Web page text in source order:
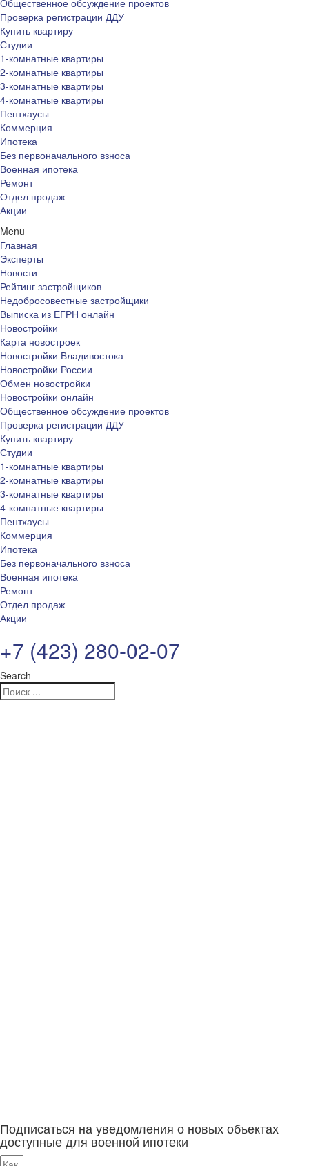
Общественное обсуждение проектов
Проверка регистрации ДДУ
Купить квартиру
Студии
1-комнатные квартиры
2-комнатные квартиры
3-комнатные квартиры
4-комнатные квартиры
Пентхаусы
Коммерция
Ипотека
Без первоначального взноса
Военная ипотека
Ремонт
Отдел продаж
Акции
Menu
Главная
Эксперты
Новости
Рейтинг застройщиков
Недобросовестные застройщики
Выписка из ЕГРН онлайн
Новостройки
Карта новостроек
Новостройки Владивостока
Новостройки России
Обмен новостройки
Новостройки онлайн
Общественное обсуждение проектов
Проверка регистрации ДДУ
Купить квартиру
Студии
1-комнатные квартиры
2-комнатные квартиры
3-комнатные квартиры
4-комнатные квартиры
Пентхаусы
Коммерция
Ипотека
Без первоначального взноса
Военная ипотека
Ремонт
Отдел продаж
Акции
+7 (423) 280-02-07
Search
Подписаться на уведомления о новых объектах
доступные для военной ипотеки